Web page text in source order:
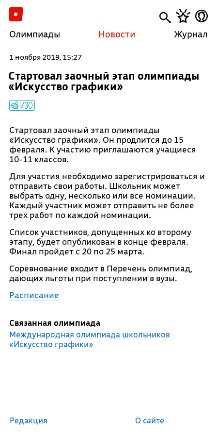
Олимпиады Новости Журнал
1 ноября 2019, 15:27
Стартовал заочный этап олимпиады
«Искусство графики»
ИЗО
Стартовал заочный этап олимпиады
«Искусство графики». Он продлится до 15
февраля. К участию приглашаются учащиеся
10-11 классов.
Для участия необходимо зарегистрироваться и
отправить свои работы. Школьник может
выбрать одну, несколько или все номинации.
Каждый участник может отправить не более
трех работ по каждой номинации.
Список участников, допущенных ко второму
этапу, будет опубликован в конце февраля.
Финал пройдет с 20 по 25 марта.
Соревнование входит в Перечень олимпиад,
дающих льготы при поступлении в вузы.
Расписание
Связанная олимпиада
Международная олимпиада школьников
«Искусство графики»
Редакция
О сайте